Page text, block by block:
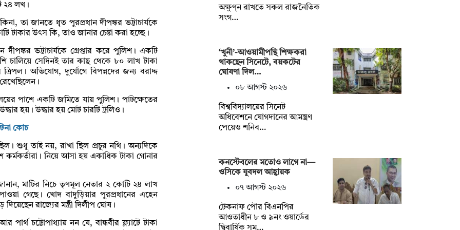
২৪ লখ।
তা জানতে ধৃত পুরপ্রধান দীপঙ্কর ভট্টাচার্যকে
উৎস কি, তাও জানার চেষ্টা করা হচ্ছে।
ভট্টাচার্যকে গ্রেপ্তার করে পুলিশ। একটি
চালিয়ে সেদিনই তার কাছ থেকে ৮০ লাখ টাকা
অভিযোগ, দুর্যোগে বিপন্নদের জন্য বরাদ্দ
পাশে একটি জমিতে যায় পুলিশ। পাটক্ষেতের
হয়। উদ্ধার হয় মোট চারটি ট্রলিও।
কোচ
ছিল। শুধু তাই নয়, রাখা ছিল প্রচুর নথি। অন্যদিকে
নিয়ে আসা হয় একাধিক টাকা গোনার
মাটির নিচে তৃণমূল নেতার ২ কোটি ২৪ লাখ
গেছে। খোদ বাদুড়িয়ার পুরপ্রধানের এহেন
রাজ্যের মন্ত্রী দিলীপ ঘোষ।
চট্টোপাধ্যায় নন যে, বান্ধবীর ফ্ল্যাটে টাকা
অক্ষুণ্ন রাখতে সকল রাজনৈতিক
সংগ…
‘খুনী’-আওয়ামীপন্থি শিক্ষকরা
থাকছেন সিনেটে, বয়কটের
ঘোষণা দিল…
০৮ আগস্ট ২০২৬
বিশ্ববিদ্যালয়ের সিনেট
অধিবেশনে যোগদানের আমন্ত্রণ
পেয়েও শনিব…
কনস্টেবলের মতোও লাগে না—
ওসিকে যুবদল আহ্বায়ক
০৭ আগস্ট ২০২৬
টেকনাফ পৌর বিএনপির
আওতাধীন ৮ ও ৯নং ওয়ার্ডের
দ্বিবার্ষিক সম…